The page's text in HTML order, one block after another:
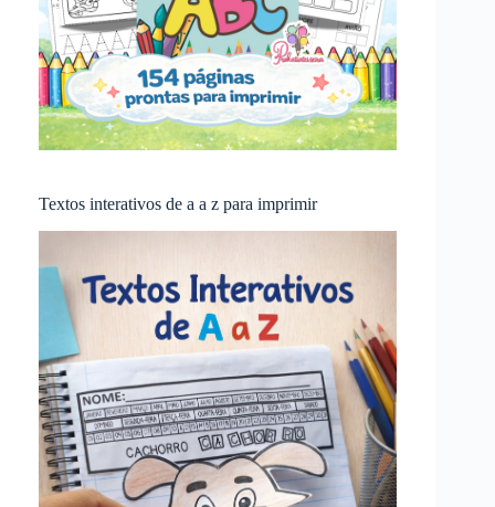
Textos interativos de a a z para imprimir